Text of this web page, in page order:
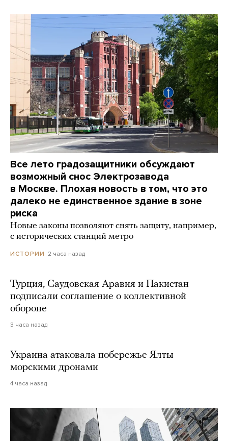
Все лето градозащитники обсуждают
возможный снос Электрозавода
в Москве. Плохая новость в том, что это
далеко не единственное здание в зоне
риска
Новые законы позволяют снять защиту, например,
с исторических станций метро
ИСТОРИИ 2 часа назад
Турция, Саудовская Аравия и Пакистан
подписали соглашение о коллективной
обороне
3 часа назад
Украина атаковала побережье Ялты
морскими дронами
4 часа назад